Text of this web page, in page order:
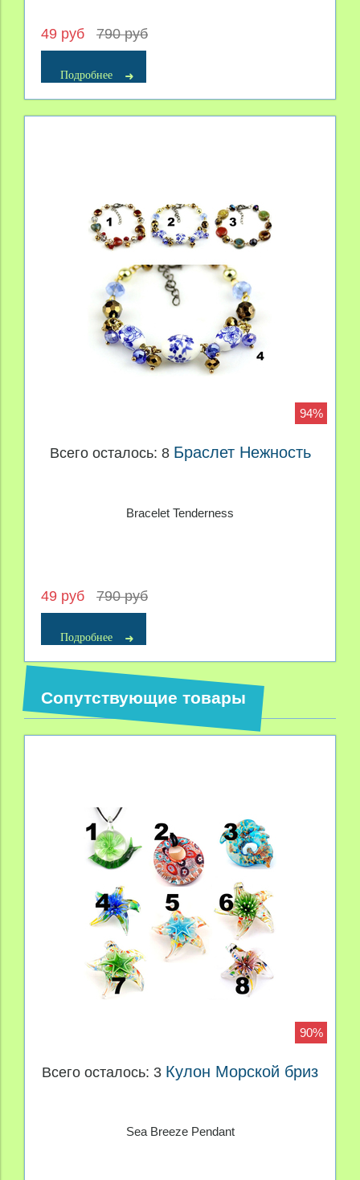
49 руб 790 руб
Подробнее
94%
Всего осталось: 8 Браслет Нежность
Bracelet Tenderness
49 руб 790 руб
Подробнее
Сопутствующие товары
90%
Всего осталось: 3 Кулон Морской бриз
Sea Breeze Pendant